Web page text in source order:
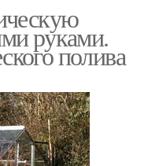
руками.
полива